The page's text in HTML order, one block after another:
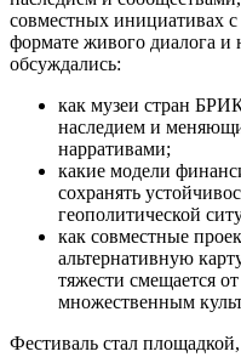
совместных инициативах
формате живого диалога и
обсуждались:
как музеи стран
наследием и
нарративами;
какие модели
сохранять
геополитической
как совместные
альтернативную
тяжести смещается
множественным
Фестиваль стал